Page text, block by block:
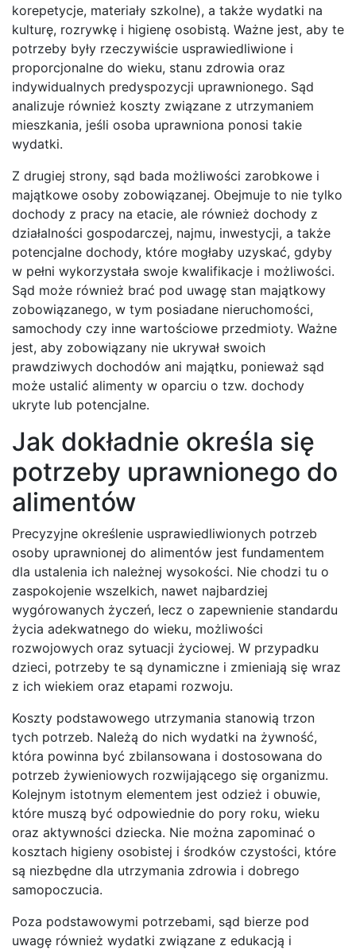
korepetycje, materiały szkolne), a także wydatki na
kulturę, rozrywkę i higienę osobistą. Ważne jest, aby te
potrzeby były rzeczywiście usprawiedliwione i
proporcjonalne do wieku, stanu zdrowia oraz
indywidualnych predyspozycji uprawnionego. Sąd
analizuje również koszty związane z utrzymaniem
mieszkania, jeśli osoba uprawniona ponosi takie
wydatki.
Z drugiej strony, sąd bada możliwości zarobkowe i
majątkowe osoby zobowiązanej. Obejmuje to nie tylko
dochody z pracy na etacie, ale również dochody z
działalności gospodarczej, najmu, inwestycji, a także
potencjalne dochody, które mogłaby uzyskać, gdyby
w pełni wykorzystała swoje kwalifikacje i możliwości.
Sąd może również brać pod uwagę stan majątkowy
zobowiązanego, w tym posiadane nieruchomości,
samochody czy inne wartościowe przedmioty. Ważne
jest, aby zobowiązany nie ukrywał swoich
prawdziwych dochodów ani majątku, ponieważ sąd
może ustalić alimenty w oparciu o tzw. dochody
ukryte lub potencjalne.
Jak dokładnie określa się
potrzeby uprawnionego do
alimentów
Precyzyjne określenie usprawiedliwionych potrzeb
osoby uprawnionej do alimentów jest fundamentem
dla ustalenia ich należnej wysokości. Nie chodzi tu o
zaspokojenie wszelkich, nawet najbardziej
wygórowanych życzeń, lecz o zapewnienie standardu
życia adekwatnego do wieku, możliwości
rozwojowych oraz sytuacji życiowej. W przypadku
dzieci, potrzeby te są dynamiczne i zmieniają się wraz
z ich wiekiem oraz etapami rozwoju.
Koszty podstawowego utrzymania stanowią trzon
tych potrzeb. Należą do nich wydatki na żywność,
która powinna być zbilansowana i dostosowana do
potrzeb żywieniowych rozwijającego się organizmu.
Kolejnym istotnym elementem jest odzież i obuwie,
które muszą być odpowiednie do pory roku, wieku
oraz aktywności dziecka. Nie można zapominać o
kosztach higieny osobistej i środków czystości, które
są niezbędne dla utrzymania zdrowia i dobrego
samopoczucia.
Poza podstawowymi potrzebami, sąd bierze pod
uwagę również wydatki związane z edukacją i